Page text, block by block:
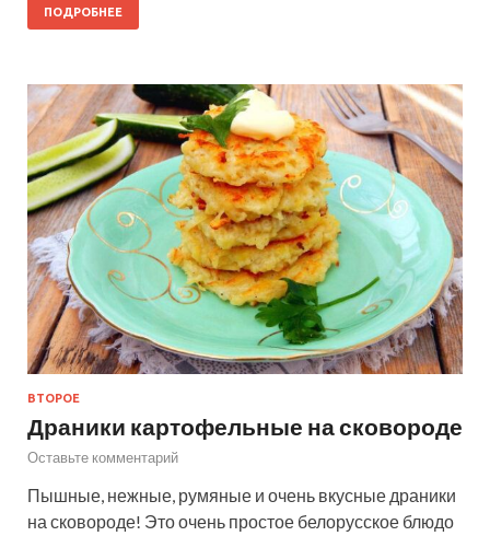
ПОДРОБНЕЕ
ВТОРОЕ
Драники картофельные на сковороде
Оставьте комментарий
Пышные, нежные, румяные и очень вкусные драники
на сковороде! Это очень простое белорусское блюдо